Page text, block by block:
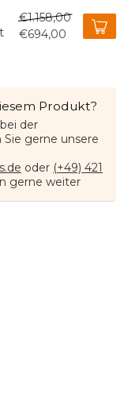
€1.158,00
€694,00
Produkt?
der
gerne unsere
oder (+49) 421
gerne weiter